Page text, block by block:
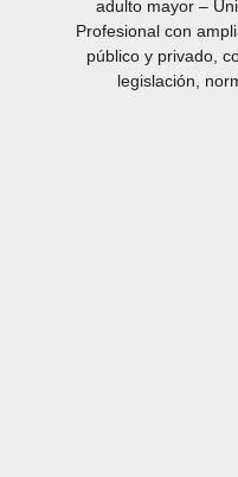
adulto mayor –
Profesional con
público y privado,
legislación,